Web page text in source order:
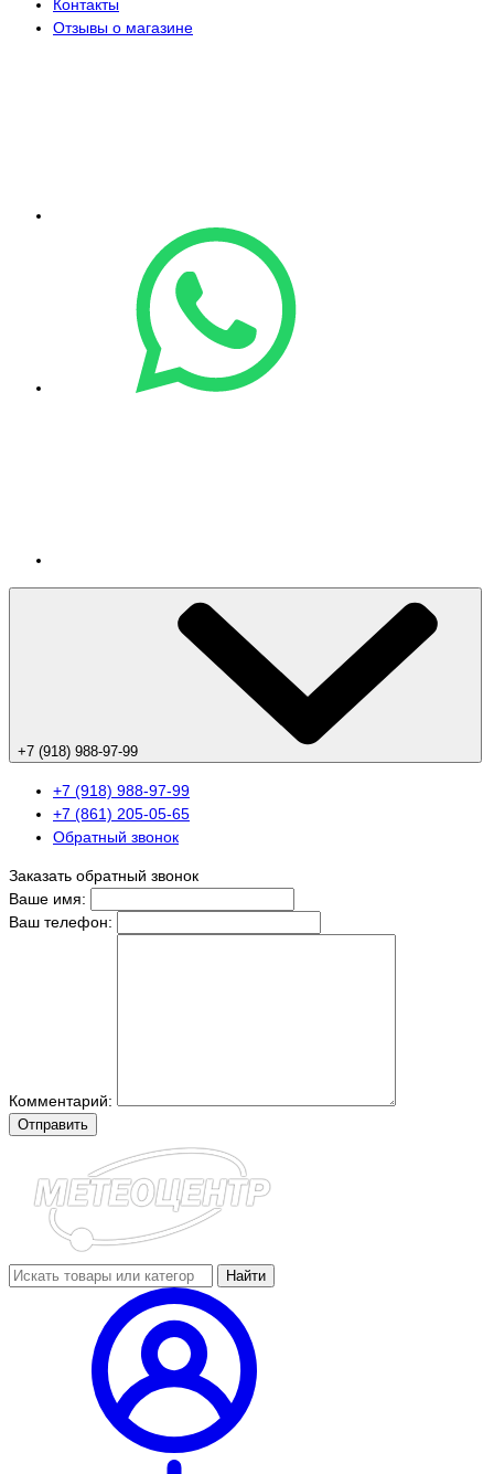
Контакты
Отзывы о магазине
+7 (918) 988-97-99
+7 (918) 988-97-99
+7 (861) 205-05-65
Обратный звонок
Заказать обратный звонок
Ваше имя:
Ваш телефон:
Комментарий:
Отправить
Найти